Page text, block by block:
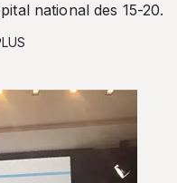
national des 15-20.